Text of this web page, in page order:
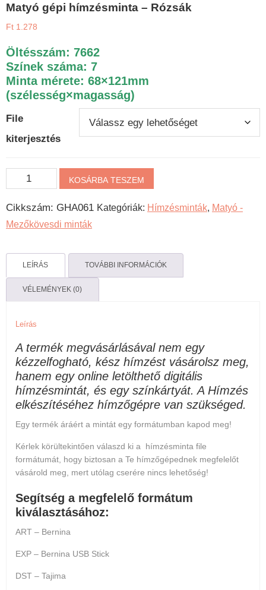
Matyó gépi hímzésminta – Rózsák
Ft 1.278
Öltésszám: 7662
Színek száma: 7
Minta mérete: 68×121mm
(szélesség×magasság)
File
kiterjesztés
Matyó
gépi
hímzésminta
-
mennyiség
KOSÁRBA TESZEM
Cikkszám: GHA061 Kategóriák: Hímzésminták, Matyó -
Mezőkövesdi minták
LEÍRÁS TOVÁBBI INFORMÁCIÓK
VÉLEMÉNYEK (0)
Leírás
A termék megvásárlásával nem egy
kézzelfogható, kész hímzést vásárolsz meg,
hanem egy online letölthető digitális
hímzésmintát, és egy színkártyát. A Hímzés
elkészítéséhez hímzőgépre van szükséged.
Egy termék áráért a mintát egy formátumban kapod meg!
Kérlek körültekintően válaszd ki a hímzésminta file
formátumát, hogy biztosan a Te hímzőgépednek megfelelőt
vásárold meg, mert utólag cserére nincs lehetőség!
Segítség a megfelelő formátum
kiválasztásához:
ART – Bernina
EXP – Bernina USB Stick
DST – Tajima